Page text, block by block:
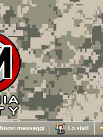
Nuovi messaggi Lo staff